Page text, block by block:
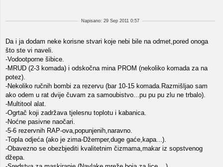
Napisano: 29 Sep 2011 0:57
Da i ja dodam neke korisne stvari koje nebi bile na odmet,pored onoga
što ste vi naveli.
-Vodootporne šibice.
-MRUD (2-3 komada) i odskočna mina PROM (nekoliko komada za na
potez).
-Nekoliko ručnih bombi za rezervu (bar 10-15 komada.Razmišljao sam
ako odem u rat dvije čuvam za samoubistvo...pu pu pu zlu ne trbalo).
-Multitool alat.
-Ogrtač koji zadržava tjelesnu toplotu i kabanica.
-Noćne pasivne naočari.
-5-6 rezervnih RAP-ova,popunjenih,naravno.
-Topla odjeća (ako je zima-Džemper,duge gaće,kapa...).
-Obavezno se obezbjediti kvalitetnim čizmama,makar iz sopstvenog
džepa.